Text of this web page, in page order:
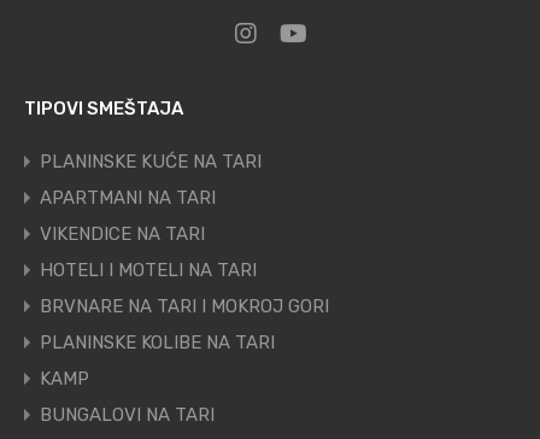
TIPOVI SMEŠTAJA
PLANINSKE KUĆE NA TARI
APARTMANI NA TARI
VIKENDICE NA TARI
HOTELI I MOTELI NA TARI
BRVNARE NA TARI I MOKROJ GORI
PLANINSKE KOLIBE NA TARI
KAMP
BUNGALOVI NA TARI